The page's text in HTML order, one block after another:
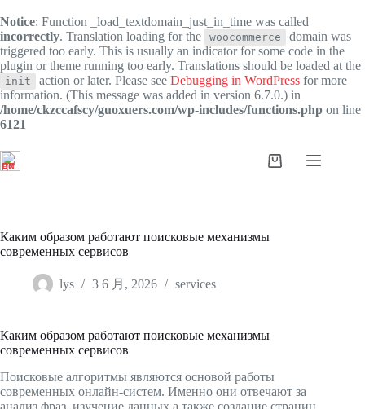
Notice: Function _load_textdomain_just_in_time was called
incorrectly. Translation loading for the woocommerce
domain was
triggered too early. This is usually an indicator for some code in the
plugin or theme running too early. Translations should be loaded at the
init action or later. Please see Debugging in WordPress for more
information. (This message was added in version 6.7.0.) in
/home/ckzccafscy/guoxuers.com/wp-includes/functions.php on line
6121
过
内
购
Каким образом работают поисковые механизмы
современных сервисов
lys 3 6 月, 2026 services
Каким образом работают поисковые механизмы
современных сервисов
Поисковые алгоритмы являются основой работы
современных онлайн-систем. Именно они отвечают за
анализ фраз, изучение данных а также создание страниц